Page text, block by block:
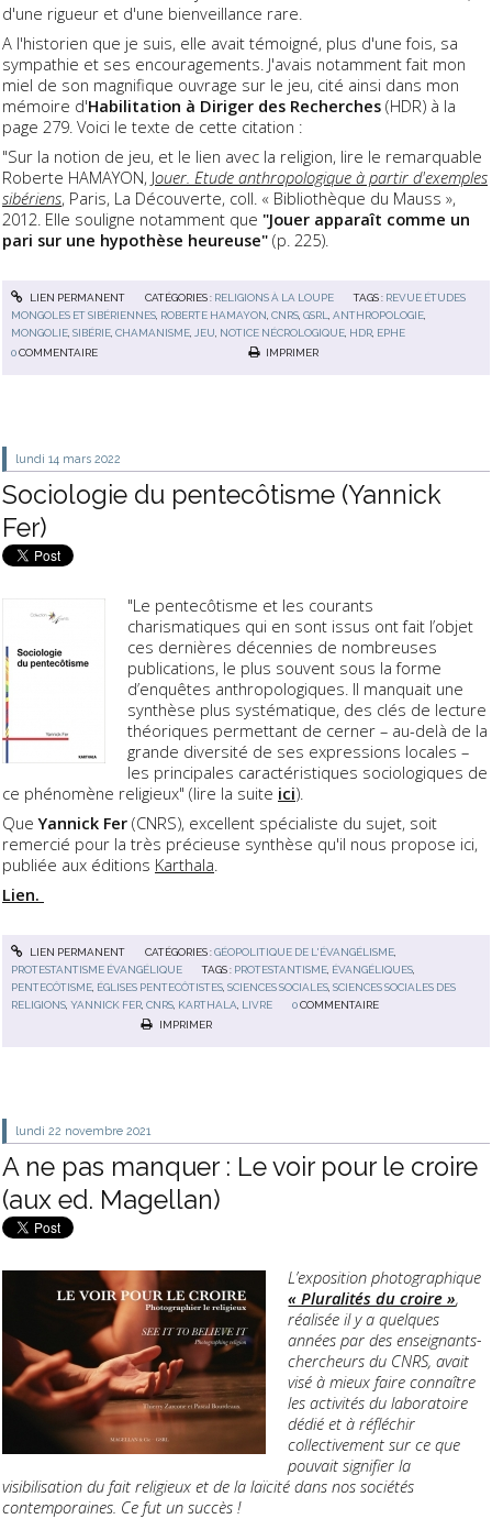
d'une rigueur et d'une bienveillance rare.
A l'historien que je suis, elle avait témoigné, plus d'une fois, sa
sympathie et ses encouragements. J'avais notamment fait mon
miel de son magnifique ouvrage sur le jeu, cité ainsi dans mon
mémoire d'Habilitation à Diriger des Recherches (HDR) à la
page 279. Voici le texte de cette citation :
"Sur la notion de jeu, et le lien avec la religion, lire le remarquable
Roberte HAMAYON, Jouer. Etude anthropologique à partir d'exemples
sibériens, Paris, La Découverte, coll. « Bibliothèque du Mauss »,
2012. Elle souligne notamment que "Jouer apparaît comme un
pari sur une hypothèse heureuse" (p. 225).
LIEN PERMANENT CATÉGORIES : RELIGIONS À LA LOUPE TAGS : REVUE ÉTUDES
MONGOLES ET SIBÉRIENNES ROBERTE HAMAYON ,CNRS ,GSRL ,ANTHROPOLOGIE
MONGOLIE ,SIBÉRIE ,CHAMANISME JEU NOTICE NÉCROLOGIQUE HDR EPHE
0COMMENTAIRE IMPRIMER
lundi 14 mars 2022
Sociologie du pentecôtisme (Yannick
Fer)
"Le pentecôtisme et les courants
charismatiques qui en sont issus ont fait l’objet
ces dernières décennies de nombreuses
publications, le plus souvent sous la forme
d’enquêtes anthropologiques. Il manquait une
synthèse plus systématique, des clés de lecture
théoriques permettant de cerner – au-delà de la
grande diversité de ses expressions locales –
les principales caractéristiques sociologiques de
ce phénomène religieux" (lire la suite ici).
QueYannick Fer (CNRS), excellent spécialiste du sujet, soit
remercié pour la très précieuse synthèse qu'il nous propose ici,
publiée aux éditions Karthala.
Lien.
LIEN PERMANENT CATÉGORIES :GÉOPOLITIQUE DE L'ÉVANGÉLISME,
PROTESTANTISME ÉVANGÉLIQUE
TAGS : PROTESTANTISME ÉVANGÉLIQUES
PENTECÔTISME ÉGLISES PENTECÔTISTES ,SCIENCES SOCIALES ,SCIENCES SOCIALES DES
RELIGIONS ,YANNICK FER ,CNRS KARTHALA LIVRE 0 COMMENTAIRE
IMPRIMER
lundi 22 novembre 2021
A ne pas manquer : Le voir pour le croire
(aux ed. Magellan)
L’exposition photographique
« Pluralités du croire »,
réalisée il y a quelques
années par des enseignants-
chercheurs du CNRS, avait
visé à mieux faire connaître
les activités du laboratoire
dédié et à réfléchir
collectivement sur ce que
pouvait signifier la
visibilisation du fait religieux et de la laïcité dans nos sociétés
contemporaines. Ce fut un succès !